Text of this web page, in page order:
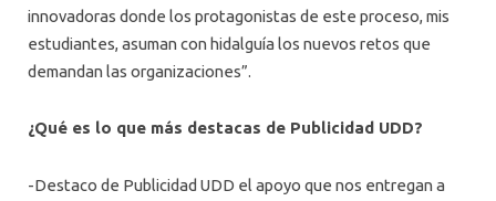
innovadoras donde los protagonistas de este proceso, mis
estudiantes, asuman con hidalguía los nuevos retos que
demandan las organizaciones”.
¿Qué es lo que más destacas de Publicidad UDD?
-Destaco de Publicidad UDD el apoyo que nos entregan a